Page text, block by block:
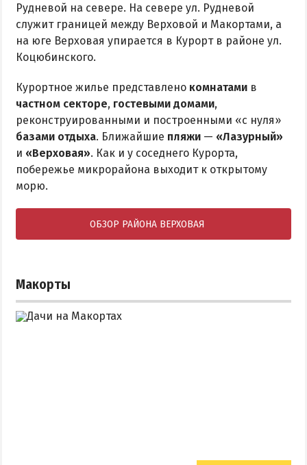
Рудневой на севере. На севере ул. Рудневой
служит границей между Верховой и Макортами, а
на юге Верховая упирается в Курорт в районе ул.
Коцюбинского.
Курортное жилье представлено комнатами в
частном секторе, гостевыми домами,
реконструированными и построенными «с нуля»
базами отдыха. Ближайшие пляжи — «Лазурный»
и «Верховая». Как и у соседнего Курорта,
побережье микрорайона выходит к открытому
морю.
ОБЗОР РАЙОНА ВЕРХОВАЯ
Макорты